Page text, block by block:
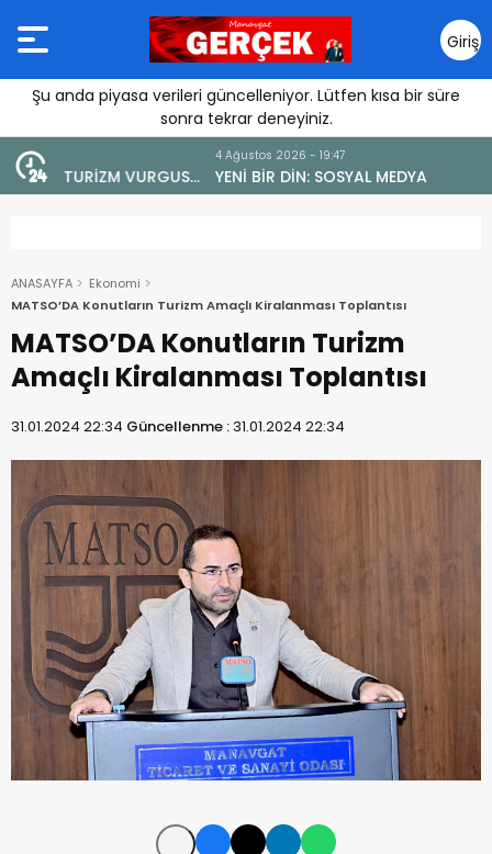
Giriş
Yap
Şu anda piyasa verileri güncelleniyor. Lütfen kısa bir süre
sonra tekrar deneyiniz.
YENİ BİR DİN: SOSYAL MEDYA
ANASAYFA
Ekonomi
MATSO’DA Konutların Turizm Amaçlı Kiralanması Toplantısı
MATSO’DA Konutların Turizm
Amaçlı Kiralanması Toplantısı
31.01.2024 22:34 Güncellenme :31.01.2024 22:34